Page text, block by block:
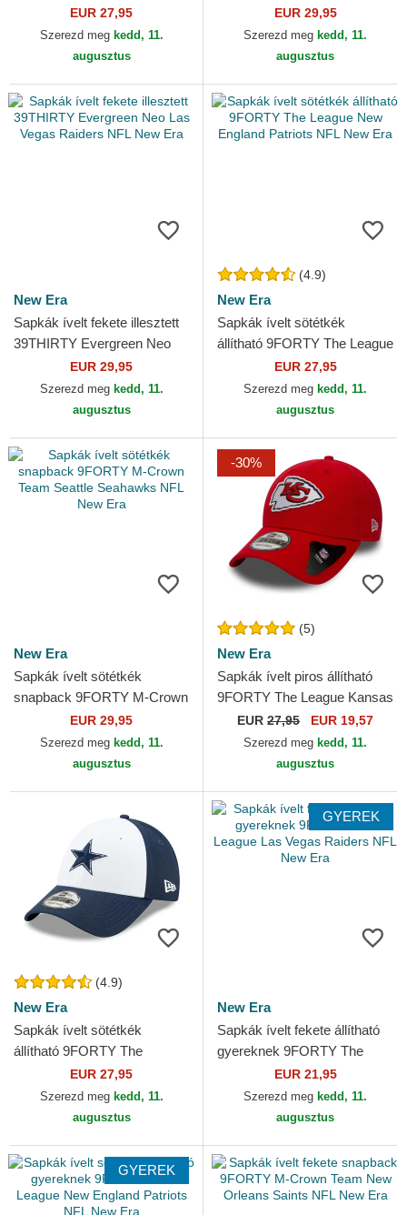
Dolphins NFL New Era
EUR 27,95
Szerezd meg kedd, 11.
augusztus
Vegas Raiders NFL New Era
EUR 29,95
Szerezd meg kedd, 11.
augusztus
New Era
Sapkák ívelt fekete illesztett
39THIRTY Evergreen Neo
Las Vegas Raiders NFL New
EUR 29,95
Szerezd meg kedd, 11.
augusztus
(4.9)
New Era
Sapkák ívelt sötétkék
állítható 9FORTY The League
New England Patriots NFL
New Era
EUR 27,95
Szerezd meg kedd, 11.
augusztus
New Era
Sapkák ívelt sötétkék
snapback 9FORTY M-Crown
Team Seattle Seahawks NFL
New Era
EUR 29,95
Szerezd meg kedd, 11.
augusztus
-30%
(5)
New Era
Sapkák ívelt piros állítható
9FORTY The League Kansas
City Chiefs NFL New Era
EUR 27,95 EUR 19,57
Szerezd meg kedd, 11.
augusztus
(4.9)
New Era
Sapkák ívelt sötétkék
állítható 9FORTY The
League Dallas Cowboys NFL
New Era
EUR 27,95
Szerezd meg kedd, 11.
augusztus
GYEREK
New Era
Sapkák ívelt fekete állítható
gyereknek 9FORTY The
League Las Vegas Raiders
NFL New Era
EUR 21,95
Szerezd meg kedd, 11.
augusztus
GYEREK